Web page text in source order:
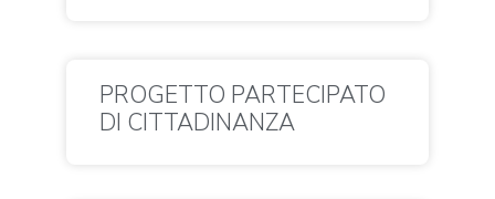
PROGETTO PARTECIPATO
DI CITTADINANZA